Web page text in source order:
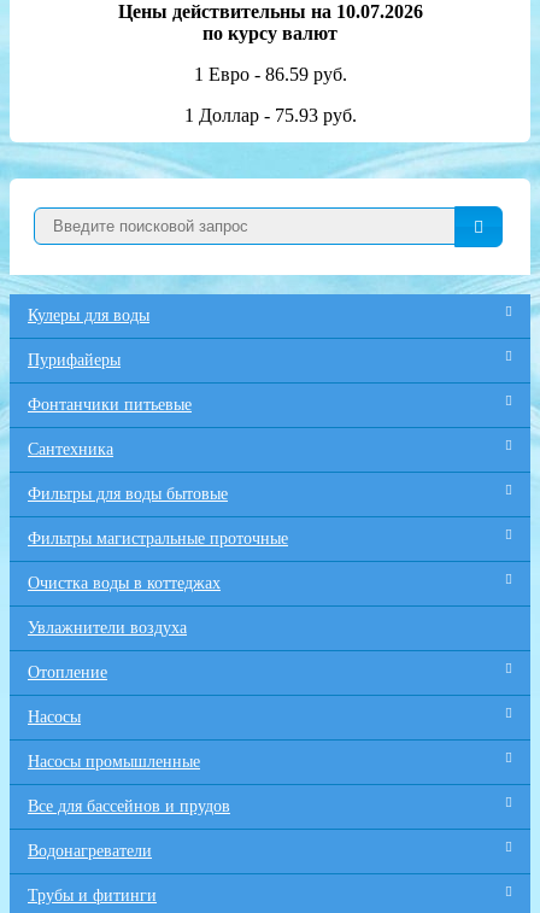
Цены действительны на 10.07.2026
по курсу валют
1 Евро - 86.59 руб.
1 Доллар - 75.93 руб.
Кулеры для воды
Пурифайеры
Фонтанчики питьевые
Сантехника
Фильтры для воды бытовые
Фильтры магистральные проточные
Очистка воды в коттеджах
Увлажнители воздуха
Отопление
Насосы
Насосы промышленные
Все для бaссейнов и прудов
Водонагреватели
Трубы и фитинги